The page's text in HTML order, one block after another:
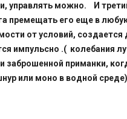
управлять можно. И
премещать его еще в
от условий,
импульсно .( колебания
заброшенной приманки,
или моно в водной